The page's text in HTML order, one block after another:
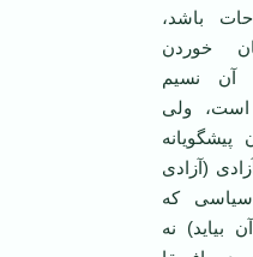
باشد،
خوردن
آن نسيم
ولی
(آزادی
که
بيايد) نه